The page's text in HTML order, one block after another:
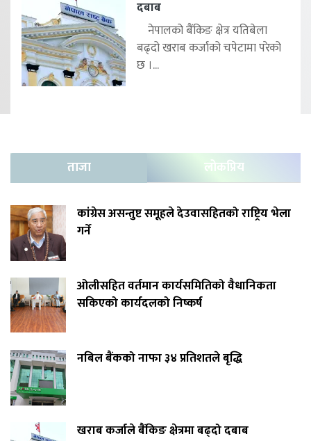
दबाब
नेपालको बैंकिङ क्षेत्र यतिबेला
बढ्दो खराब कर्जाको चपेटामा परेको
छ ।...
ताजा लोकप्रिय
कांग्रेस असन्तुष्ट समूहले देउवासहितको राष्ट्रिय भेला
गर्ने
ओलीसहित वर्तमान कार्यसमितिको वैधानिकता
सकिएको कार्यदलको निष्कर्ष
नबिल बैंकको नाफा ३४ प्रतिशतले बृद्धि
खराब कर्जाले बैंकिङ क्षेत्रमा बढ्दो दबाब